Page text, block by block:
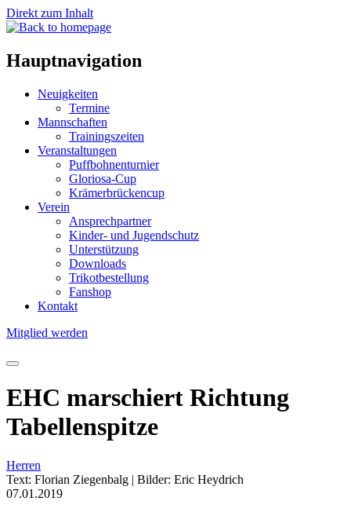
Direkt zum Inhalt
Hauptnavigation
Neuigkeiten
Termine
Mannschaften
Trainingszeiten
Veranstaltungen
Puffbohnenturnier
Gloriosa-Cup
Krämerbrückencup
Verein
Ansprechpartner
Kinder- und Jugendschutz
Unterstützung
Downloads
Trikotbestellung
Fanshop
Kontakt
Mitglied werden
EHC marschiert Richtung
Tabellenspitze
Herren
Text: Florian Ziegenbalg | Bilder: Eric Heydrich
07.01.2019